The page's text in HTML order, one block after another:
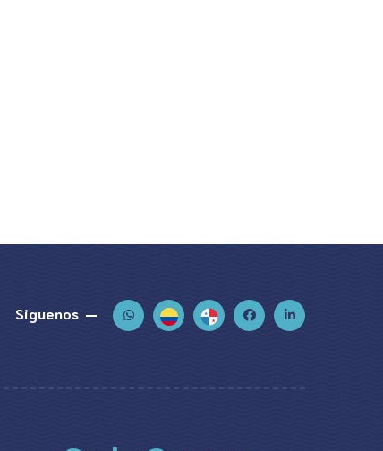
Siguenos